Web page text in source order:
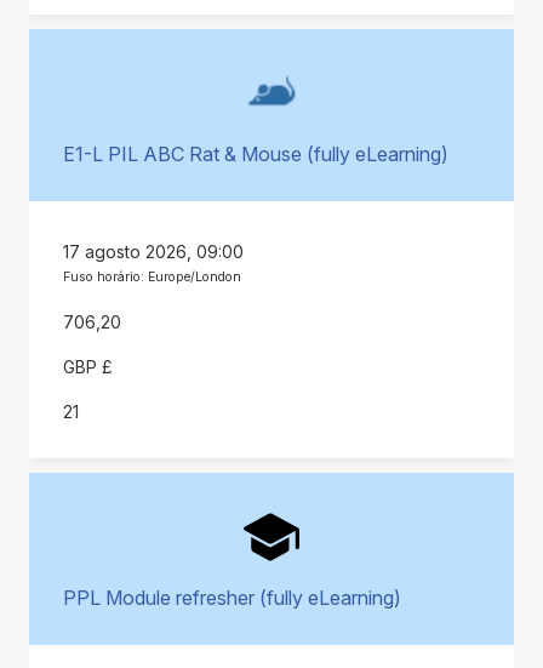
E1-L PIL ABC Rat & Mouse (fully eLearning)
17 agosto 2026, 09:00
Fuso horário: Europe/London
706,20
GBP £
21
PPL Module refresher (fully eLearning)